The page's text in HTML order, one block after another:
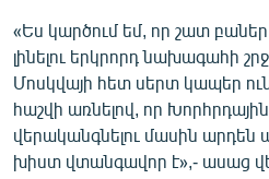
«Ես կարծում եմ, որ շատ
լինելու երկրորդ նախագահի
Մոսկվայի հետ սերտ կապեր
հաշվի առնելով, որ Խորհրդային
վերականգնելու մասին արդեն
խիստ վտանգավոր է»,- ասաց